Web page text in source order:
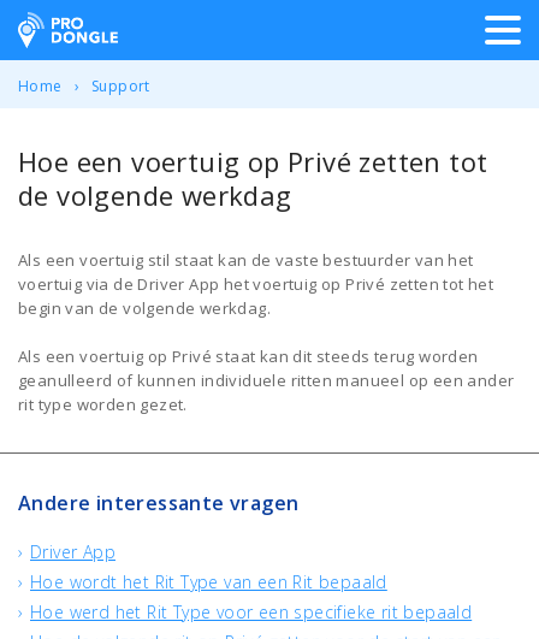
ProDongle Track & Trace
Home Support
Hoe een voertuig op Privé zetten tot
de volgende werkdag
Als een voertuig stil staat kan de vaste bestuurder van het
voertuig via de Driver App het voertuig op Privé zetten tot het
begin van de volgende werkdag.
Als een voertuig op Privé staat kan dit steeds terug worden
geanulleerd of kunnen individuele ritten manueel op een ander
rit type worden gezet.
Andere interessante vragen
Driver App
Hoe wordt het Rit Type van een Rit bepaald
Hoe werd het Rit Type voor een specifieke rit bepaald